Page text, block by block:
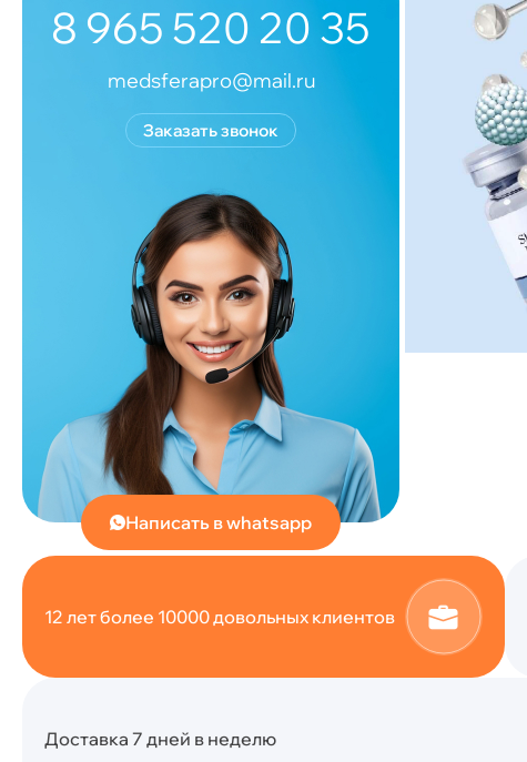
8 965 520 20 35
medsferapro@mail.ru
Заказать звонок
Написать в whatsapp
12 лет более 10000 довольных клиентов
Доставка 7 дней в неделю